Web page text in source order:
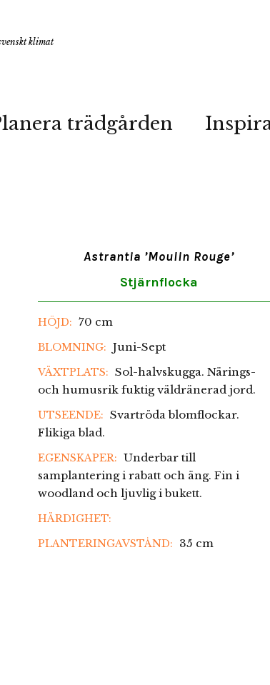
klimat
trädgården
Astrantia ’Moulin Rouge’
Stjärnflocka
HÖJD: 70 cm
BLOMNING: Juni-Sept
VÄXTPLATS: Sol-halvskugga. Närings-
och humusrik fuktig väldränerad jord.
UTSEENDE: Svartröda blomflockar.
Flikiga blad.
EGENSKAPER: Underbar till
samplantering i rabatt och äng. Fin i
woodland och ljuvlig i bukett.
HÄRDIGHET:
PLANTERINGAVSTÅND:
35 cm